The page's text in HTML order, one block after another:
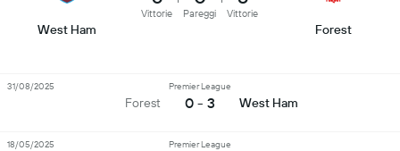
West Ham
Vittorie Pareggi Vittorie
Forest
Forest
Premier League
0 - 3 West Ham
31/08/2025
Premier League
18/05/2025